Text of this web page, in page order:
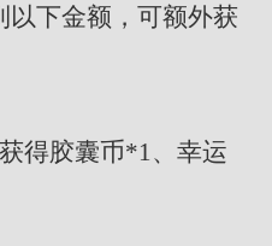
以下金额，可额外获
得胶囊币*1、幸运